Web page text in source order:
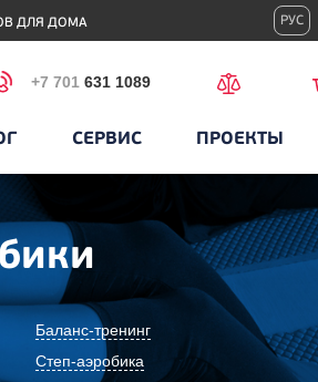
ДЛЯ ДОМА РУС
+7 701 631 1089
СЕРВИС ПРОЕКТЫ
Баланс-тренинг
Степ-аэробика